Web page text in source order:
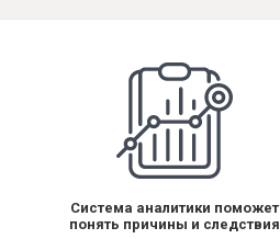
Система аналитики поможет
понять причины и следствия